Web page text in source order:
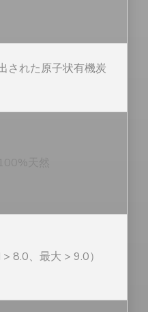
された原子状有機炭
8.0、最大 > 9.0）